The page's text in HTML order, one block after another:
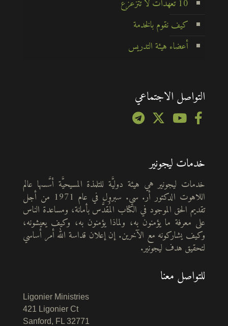
10 تعهدات لا تتزعزع
كيف نقوم بالخدمة
أعضاء هيئة التدريس
التواصل الاجتماعي
خدمات ليجونير
خدمات ليجونير هي هيئة دوليَّة للتلمذة المسيحيَّة أسَّسها عالم
اللاهوت الدكتور أر. سي. سبرول في عام 1971 من أجل
تقديم الحق الموجود في الكتاب المُقدَّس بأمانة، ومساعدة الناس
على معرفة ما يؤمنون به، ولماذا يؤمنون به، وكيف يعيشونه،
وكيف يشاركونه مع الآخرين. إن إعلان قداسة الله أمر أساسي
لتحقيق هدف ليجونير.
للتواصل معنا
Ligonier Ministries
421 Ligonier Ct
Sanford, FL 32771